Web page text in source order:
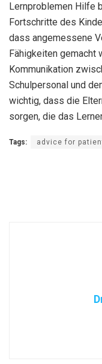
Lernproblemen Hilfe
Fortschritte des
dass angemessene
Fähigkeiten gemacht
Kommunikation
Schulpersonal und
wichtig, dass die
sorgen, die das
Tags: advice for